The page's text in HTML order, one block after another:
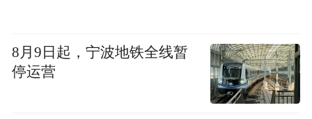
8月9日起，宁波地铁全线暂
停运营